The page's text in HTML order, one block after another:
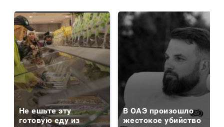
Не ешьте эту
готовую еду из
В ОАЭ произошло
жестокое убийство